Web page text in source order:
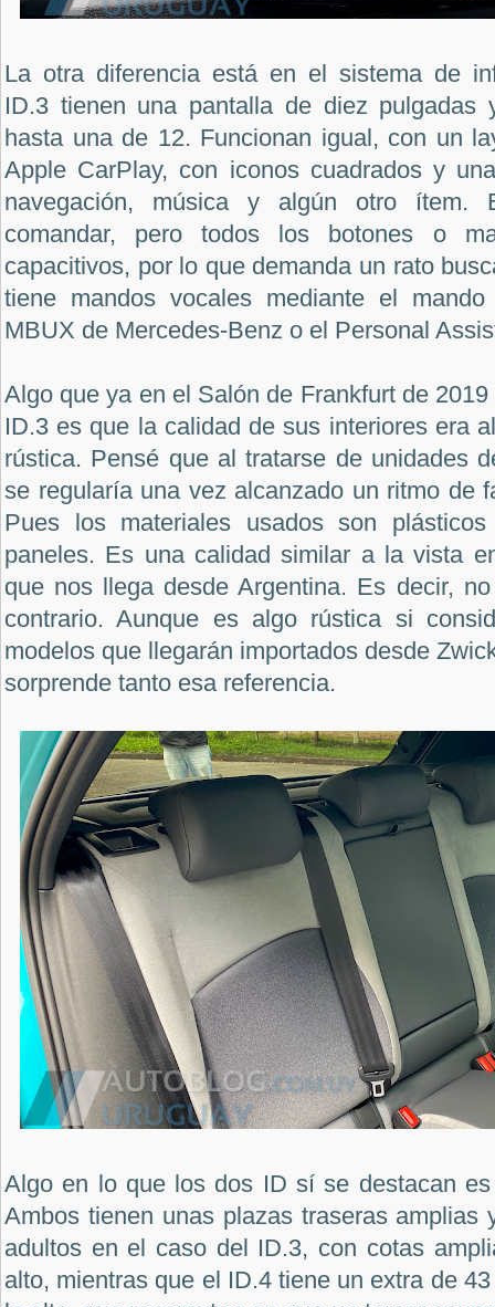
La otra diferencia está en el sistema de
ID.3 tienen una pantalla de diez pulgadas
hasta una de 12. Funcionan igual, con un
Apple CarPlay, con iconos cuadrados y
navegación, música y algún otro ítem.
comandar, pero todos los botones o
capacitivos, por lo que demanda un rato
tiene mandos vocales mediante el
MBUX de Mercedes-Benz o el Personal
Algo que ya en el Salón de Frankfurt de
ID.3 es que la calidad de sus interiores era
rústica. Pensé que al tratarse de unidades
se regularía una vez alcanzado un ritmo de
Pues los materiales usados son
paneles. Es una calidad similar a la vista
que nos llega desde Argentina. Es decir,
contrario. Aunque es algo rústica si
modelos que llegarán importados desde
sorprende tanto esa referencia.
Algo en lo que los dos ID sí se destacan
Ambos tienen unas plazas traseras amplias
adultos en el caso del ID.3, con cotas
alto, mientras que el ID.4 tiene un extra de